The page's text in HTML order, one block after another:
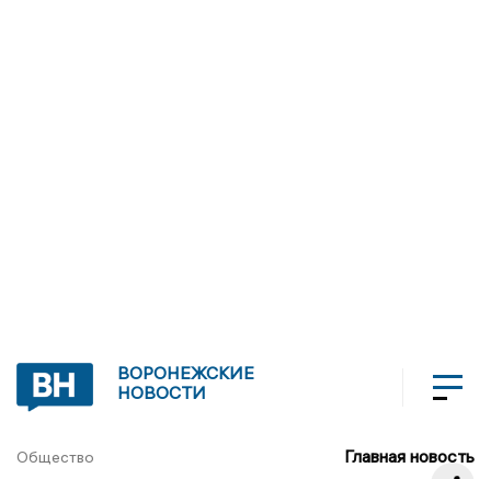
ВОРОНЕЖСКИЕ
НОВОСТИ
Общество Главная новость